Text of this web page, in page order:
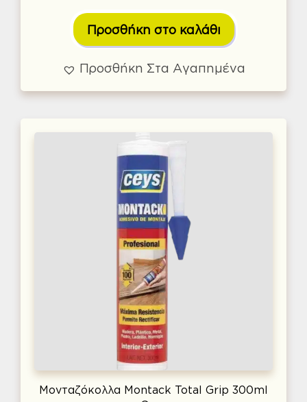
Προσθήκη στο καλάθι
Προσθήκη Στα Αγαπημένα
Μονταζόκολλα Montack Total Grip 300ml